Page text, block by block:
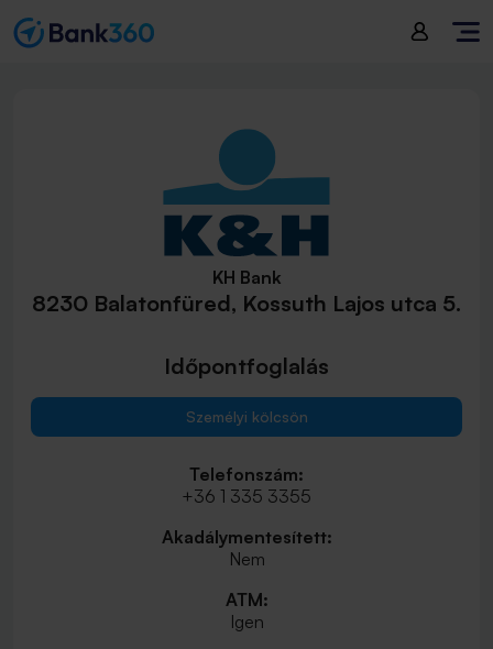
KH Bank
8230 Balatonfüred, Kossuth Lajos utca 5.
Időpontfoglalás
Személyi kölcsön
Telefonszám:
+36 1 335 3355
Akadálymentesített:
Nem
ATM:
Igen